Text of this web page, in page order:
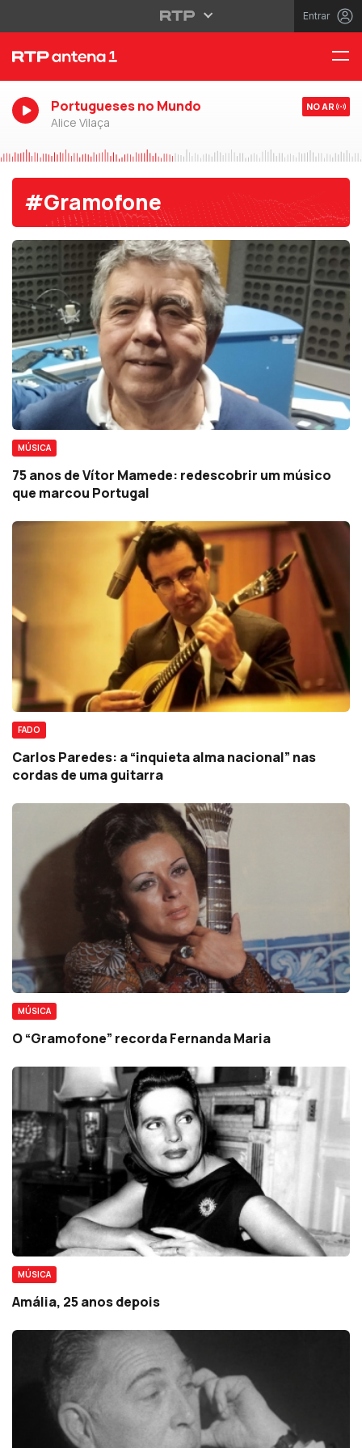
Entrar
Portugueses no Mundo
Alice Vilaça
NO AR
#Gramofone
MÚSICA
75 anos de Vítor Mamede: redescobrir um músico
que marcou Portugal
FADO
Carlos Paredes: a “inquieta alma nacional” nas
cordas de uma guitarra
MÚSICA
O “Gramofone” recorda Fernanda Maria
MÚSICA
Amália, 25 anos depois